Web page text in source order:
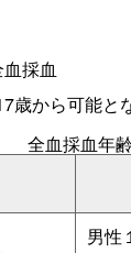
採血
から可能と
全血採血年
男性